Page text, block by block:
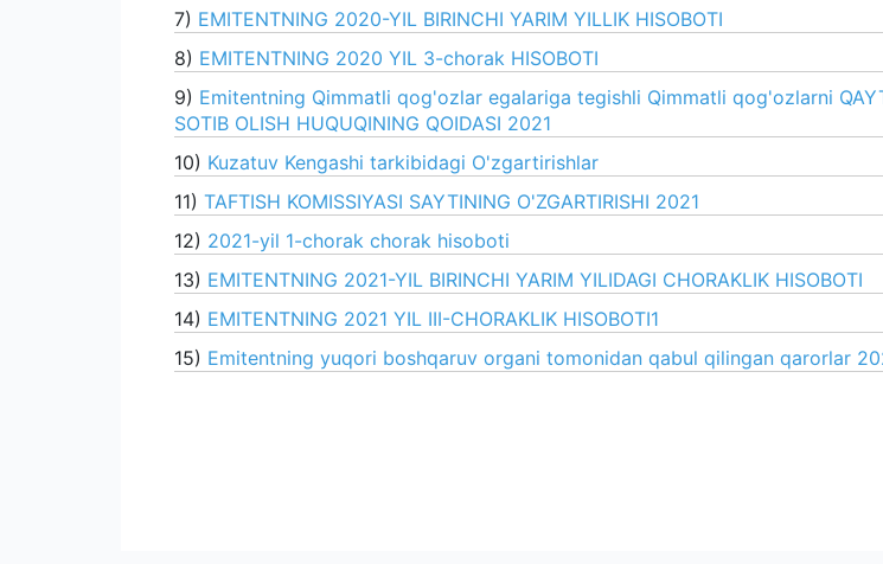
7) EMITENTNING 2020-YIL BIRINCHI YARIM YILLIK HISOBOTI
8) EMITENTNING 2020 YIL 3-chorak HISOBOTI
9) Emitentning Qimmatli qog'ozlar egalariga tegishli Qimmatli qog'ozlarni
SOTIB OLISH HUQUQINING QOIDASI 2021
10) Kuzatuv Kengashi tarkibidagi O'zgartirishlar
11) TAFTISH KOMISSIYASI SAYTINING O'ZGARTIRISHI 2021
12) 2021-yil 1-chorak chorak hisoboti
13) EMITENTNING 2021-YIL BIRINCHI YARIM YILIDAGI CHORAKLIK HISOBOTI
14) EMITENTNING 2021 YIL III-CHORAKLIK HISOBOTI1
15) Emitentning yuqori boshqaruv organi tomonidan qabul qilingan qarorlar